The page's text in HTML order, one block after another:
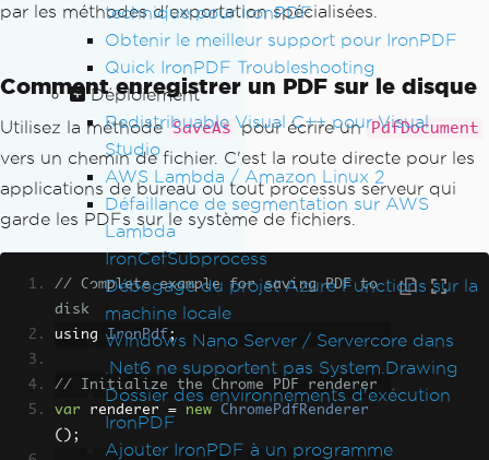
technique pour IronPDF
Obtenir le meilleur support pour IronPDF
Quick IronPDF Troubleshooting
Déploiement
Redistribuable Visual C++ pour Visual
Studio
AWS Lambda / Amazon Linux 2
Défaillance de segmentation sur AWS
Lambda
IronCefSubprocess
Débogage du projet Azure Functions sur la
machine locale
Windows Nano Server / Servercore dans
.Net6 ne supportent pas System.Drawing
Dossier des environnements d'exécution
IronPDF
Ajouter IronPDF à un programme
par les méthodes d'exportation spécialisées.
Comment enregistrer un PDF sur le disque
Utilisez la méthode SaveAs pour écrire un PdfDocument
vers un chemin de fichier. C'est la route directe pour les
applications de bureau ou tout processus serveur qui
garde les PDFs sur le système de fichiers.
// Complete example for saving PDF to
disk
using IronPdf;
// Initialize the Chrome PDF renderer
var renderer = new
ChromePdfRenderer
();